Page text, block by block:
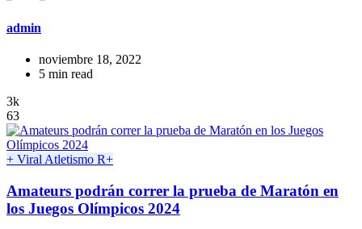
admin
noviembre 18, 2022
5 min read
3k
63
+ Viral Atletismo R+
Amateurs podrán correr la prueba de Maratón en
los Juegos Olímpicos 2024